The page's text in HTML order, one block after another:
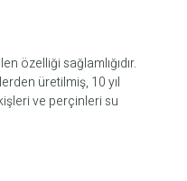
özelliği sağlamlığıdır.
üretilmiş, 10 yıl
ve perçinleri su